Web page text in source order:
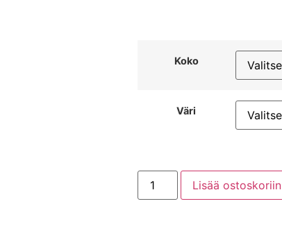
Koko
Väri
Lisää ostoskoriin